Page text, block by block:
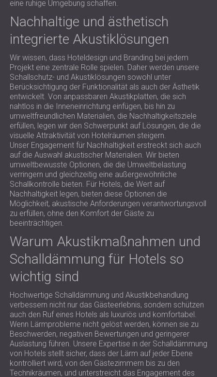
eine ruhige Umgebung schaffen.
Nachhaltige und ästhetisch
integrierte Akustiklösungen
Wir wissen, dass Hoteldesign und Branding bei jedem
Projekt eine zentrale Rolle spielen. Daher werden unsere
Schallschutz- und Akustiklösungen sowohl unter
Berücksichtigung der Funktionalität als auch der Ästhetik
entwickelt. Von anpassbaren Akustikplatten, die sich
nahtlos in die Inneneinrichtung einfügen, bis hin zu
umweltfreundlichen Materialien, die Nachhaltigkeitsziele
erfüllen, legen wir den Schwerpunkt auf Lösungen, die die
visuelle Attraktivität von Hotelräumen steigern.
Unser Engagement für Nachhaltigkeit erstreckt sich auch
auf die Auswahl akustischer Materialien. Wir bieten
umweltbewusste Optionen, die die Umweltbelastung
verringern und gleichzeitig eine außergewöhnliche
Schallkontrolle bieten. Für Hotels, die Wert auf
Nachhaltigkeit legen, bieten diese Optionen die
Möglichkeit, akustische Anforderungen verantwortungsvoll
zu erfüllen, ohne den Komfort der Gäste zu
beeinträchtigen.
Warum Akustikmaßnahmen und
Schalldämmung für Hotels so
wichtig sind
Hochwertige Schalldämmung und Akustikbehandlung
verbessern nicht nur das Gästeerlebnis, sondern schützen
auch den Ruf eines Hotels als luxuriös und komfortabel.
Wenn Lärmprobleme nicht gelöst werden, können sie zu
Beschwerden, negativen Bewertungen und geringerer
Auslastung führen. Unsere Expertise in der Schalldämmung
von Hotels stellt sicher, dass der Lärm auf jeder Ebene
kontrolliert wird, von den Gästezimmern bis zu den
Technikräumen, und unterstreicht das Engagement des